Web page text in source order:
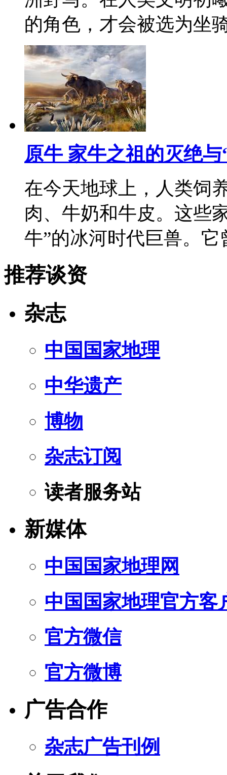
的角色，才会被选为
原牛 家牛之祖的灭绝与
在今天地球上，人类饲
肉、牛奶和牛皮。这些
牛”的冰河时代巨兽。
推荐谈资
杂志
中国国家地理
中华遗产
博物
杂志订阅
读者服务站
新媒体
中国国家地理网
中国国家地理官方客
官方微信
官方微博
广告合作
杂志广告刊例